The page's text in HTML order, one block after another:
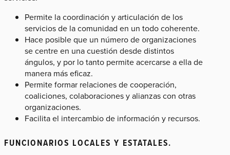
Permite la coordinación y articulación de los
servicios de la comunidad en un todo coherente.
Hace posible que un número de organizaciones
se centre en una cuestión desde distintos
ángulos, y por lo tanto permite acercarse a ella de
manera más eficaz.
Permite formar relaciones de cooperación,
coaliciones, colaboraciones y alianzas con otras
organizaciones.
Facilita el intercambio de información y recursos.
FUNCIONARIOS LOCALES Y ESTATALES.